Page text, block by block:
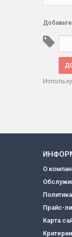
О
Прайс-
Карта